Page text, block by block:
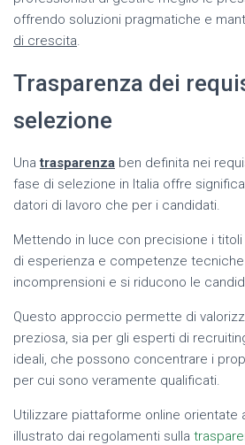
offrendo soluzioni pragmatiche e
di crescita.
Trasparenza dei
selezione
Unatrasparenza ben definita nei
fase di selezione in Italia offre
datori di lavoro che per i candidati.
Mettendo in luce con precisione i
di esperienza e competenze
incomprensioni e si riducono le
Questo approccio permette di
preziosa, sia per gli esperti di
ideali, che possono concentrare i
per cui sono veramente qualificati.
Utilizzare piattaforme online orientate
illustrato dai regolamenti sulla